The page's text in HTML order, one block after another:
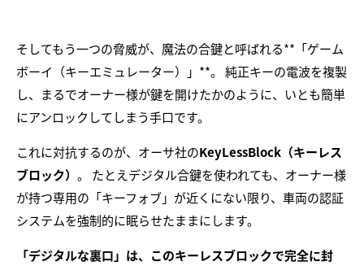
そしてもう一つの脅威が、魔法の合鍵と呼ばれる**「ゲーム
ボーイ（キーエミュレーター）」**。 純正キーの電波を複製
し、まるでオーナー様が鍵を開けたかのように、いとも簡単
にアンロックしてしまう手口です。
これに対抗するのが、オーサ社のKeyLessBlock（キーレス
ブロック） 。 たとえデジタル合鍵を使われても、オーナー様
が持つ専用の「キーフォブ」が近くにない限り、車両の認証
システムを強制的に眠らせたままにします。
「デジタルな裏口」は、このキーレスブロックで完全に封